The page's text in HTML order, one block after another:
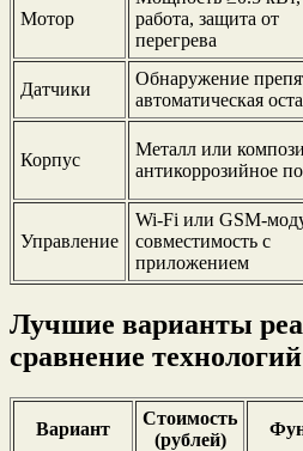
Мотор
работа, защита от
перегрева
Датчики
Обнаружение
автоматическая
Корпус
Металл или
антикоррозийное
Управление
Wi-Fi или GSM-
совместимость с
приложением
Лучшие варианты
сравнение технологий
Вариант
Стоимость
(рублей)